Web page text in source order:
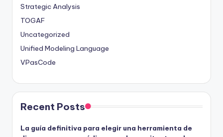
Strategic Analysis
TOGAF
Uncategorized
Unified Modeling Language
VPasCode
Recent Posts
La guía definitiva para elegir una herramienta de